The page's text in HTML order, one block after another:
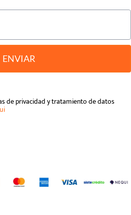
ENVIAR
de privacidad y tratamiento de datos